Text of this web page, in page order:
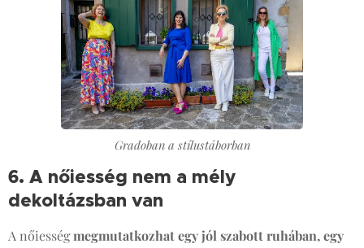
Gradoban a stílustáborban
6. A nőiesség nem a mély
dekoltázsban van
A nőiességmegmutatkozhat egy jól szabott ruhában, egy